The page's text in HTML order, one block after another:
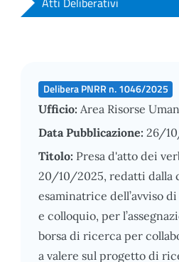
Delibera PNRR n. 1046/2025
Ufficio: Area Risorse
Data Pubblicazione: 26/
Titolo: Presa d'atto dei
20/10/2025, redatti dalla
esaminatrice dell’avviso
e colloquio, per
borsa di ricerca per
a valere sul progetto di